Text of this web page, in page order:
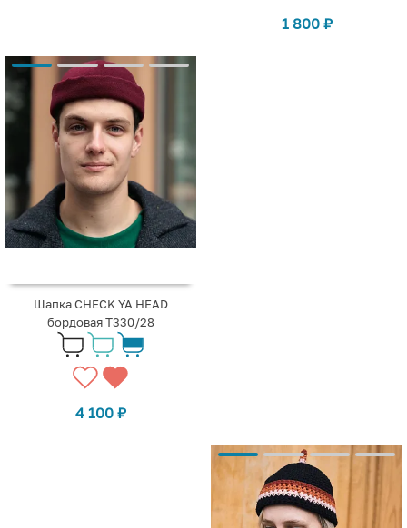
1 800 ₽
Шапка CHECK YA HEAD
бордовая T330/28
4 100 ₽